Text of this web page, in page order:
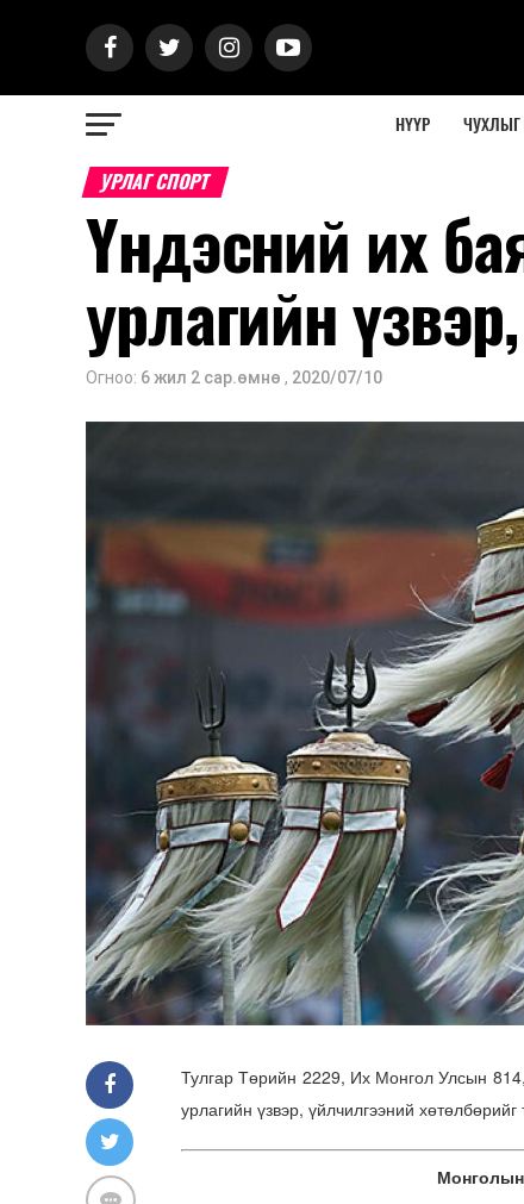
НҮҮР
УРЛАГ СПОРТ
Үндэсний их
урлагийн
Огноо: 6 жил 2 сар.өмнө , 2020/07/10
Тулгар Төрийн 2229, Их Монгол Улсын
урлагийн үзвэр, үйлчилгээний
Монголын